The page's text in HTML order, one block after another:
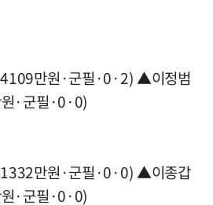
만원·군필·0·2) ▲이정범
·군필·0·0)
만원·군필·0·0) ▲이종갑
·군필·0·0)